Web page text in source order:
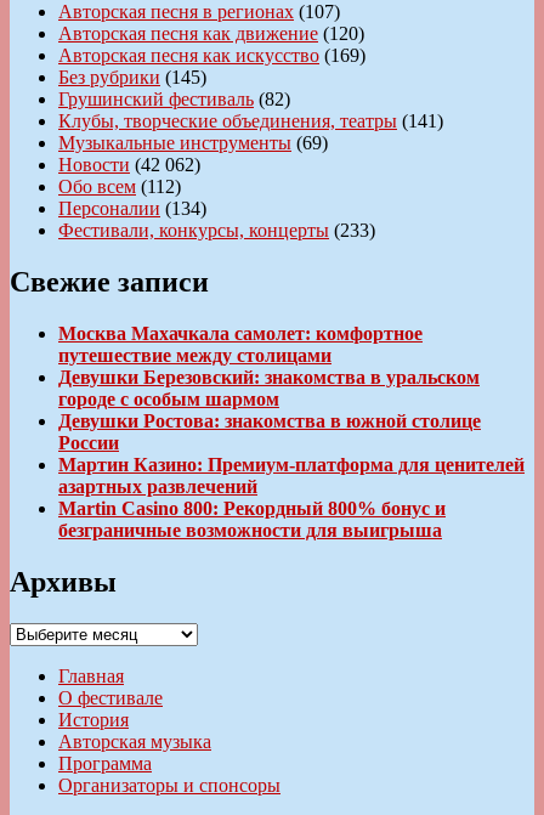
Авторская песня в регионах (107)
Авторская песня как движение (120)
Авторская песня как искусство (169)
Без рубрики (145)
Грушинский фестиваль (82)
Клубы, творческие объединения, театры (141)
Музыкальные инструменты (69)
Новости (42 062)
Обо всем (112)
Персоналии (134)
Фестивали, конкурсы, концерты (233)
Свежие записи
Москва Махачкала самолет: комфортное
путешествие между столицами
Девушки Березовский: знакомства в уральском
городе с особым шармом
Девушки Ростова: знакомства в южной столице
России
Мартин Казино: Премиум-платформа для ценителей
азартных развлечений
Martin Casino 800: Рекордный 800% бонус и
безграничные возможности для выигрыша
Архивы
Архивы
Главная
О фестивале
История
Авторская музыка
Программа
Организаторы и спонсоры